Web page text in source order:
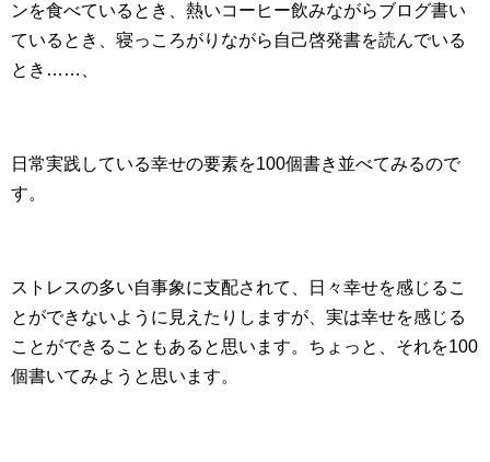
ンを食べているとき、熱いコーヒー飲みながらブログ書い
ているとき、寝っころがりながら自己啓発書を読んでいる
とき……、
日常実践している幸せの要素を100個書き並べてみるので
す。
ストレスの多い自事象に支配されて、日々幸せを感じるこ
とができないように見えたりしますが、実は幸せを感じる
ことができることもあると思います。ちょっと、それを100
個書いてみようと思います。